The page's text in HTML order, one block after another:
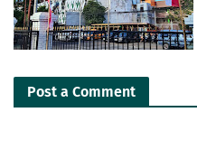
Post a Comment